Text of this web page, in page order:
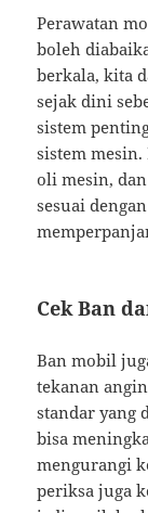
Perawatan
boleh
berkala, kita
sejak dini
sistem
sistem
oli mesin,
sesuai
Cek Ban
Ban mobil
tekanan
standar yang
bisa
mengurangi
periksa juga